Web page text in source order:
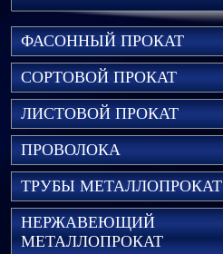
ФАСОННЫЙ ПРОКАТ
СОРТОВОЙ ПРОКАТ
ЛИСТОВОЙ ПРОКАТ
ПРОВОЛОКА
ТРУБЫ МЕТАЛЛОПРОКАТ
НЕРЖАВЕЮЩИЙ
МЕТАЛЛОПРОКАТ